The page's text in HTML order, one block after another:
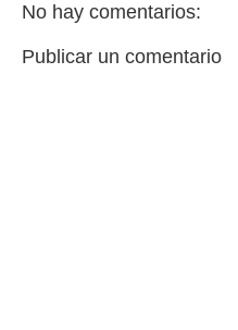
No hay comentarios:
Publicar un comentario